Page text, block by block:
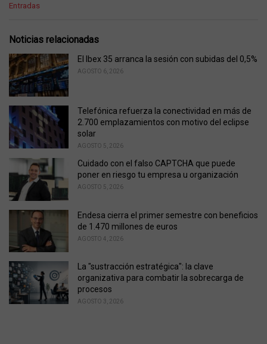
C
e
o
r
i
e
:
Entradas
Noticias relacionadas
El Ibex 35 arranca la sesión con subidas del 0,5%
AGOSTO 6, 2026
Telefónica refuerza la conectividad en más de
2.700 emplazamientos con motivo del eclipse
solar
AGOSTO 5, 2026
Cuidado con el falso CAPTCHA que puede
poner en riesgo tu empresa u organización
AGOSTO 5, 2026
Endesa cierra el primer semestre con beneficios
de 1.470 millones de euros
AGOSTO 4, 2026
La "sustracción estratégica": la clave
organizativa para combatir la sobrecarga de
procesos
AGOSTO 3, 2026